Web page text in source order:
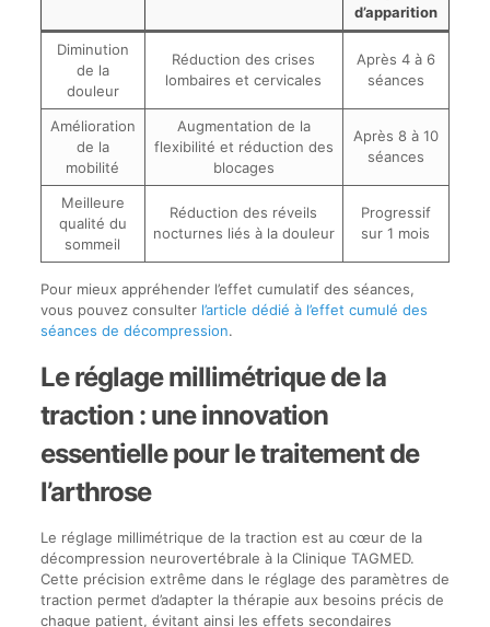
d’apparition
Diminution
de la
douleur
Réduction des crises
lombaires et cervicales
Après 4 à 6
séances
Amélioration
de la
mobilité
Augmentation de la
flexibilité et réduction des
blocages
Après 8 à 10
séances
Meilleure
qualité du
sommeil
Réduction des réveils
nocturnes liés à la douleur
Progressif
sur 1 mois
Pour mieux appréhender l’effet cumulatif des séances,
vous pouvez consulter l’article dédié à l’effet cumulé des
séances de décompression.
Le réglage millimétrique de la
traction : une innovation
essentielle pour le traitement de
l’arthrose
Le réglage millimétrique de la traction est au cœur de la
décompression neurovertébrale à la Clinique TAGMED.
Cette précision extrême dans le réglage des paramètres de
traction permet d’adapter la thérapie aux besoins précis de
chaque patient, évitant ainsi les effets secondaires